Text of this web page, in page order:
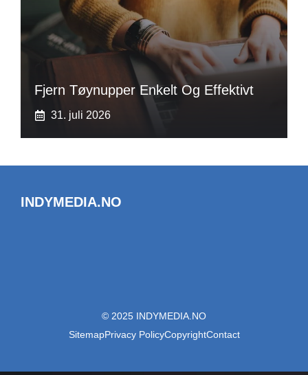
Fjern Tøynupper Enkelt Og Effektivt
31. juli 2026
INDYMEDIA.NO
© 2025 INDYMEDIA.NO
SitemapPrivacy PolicyCopyrightContact